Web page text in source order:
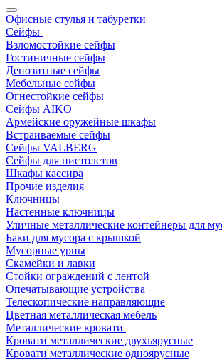
Офисные стулья и табуретки
Сейфы
Взломостойкие сейфы
Гостиничные сейфы
Депозитные сейфы
Мебельные сейфы
Огнестойкие сейфы
Сейфы AIKO
Армейские оружейные шкафы
Встраиваемые сейфы
Сейфы VALBERG
Сейфы для пистолетов
Шкафы кассира
Прочие изделия
Ключницы
Настенные ключницы
Уличные металлические контейнеры для
Баки для мусора с крышкой
Мусорные урны
Скамейки и лавки
Стойки ограждений с лентой
Опечатывающие устройства
Телескопические направляющие
Цветная металлическая мебель
Металлические кровати
Кровати металлические двухъярусные
Кровати металлические одноярусные